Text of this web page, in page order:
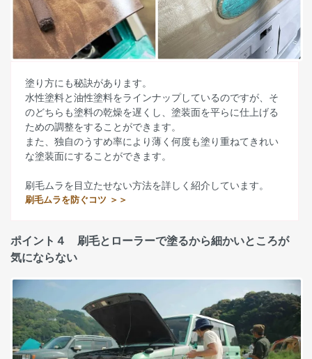
塗り方にも秘訣があります。
水性塗料と油性塗料をラインナップしているのですが、そ
のどちらも塗料の乾燥を遅くし、塗装面を平らに仕上げる
ための調整をすることができます。
また、独自のうすめ率により薄く何度も塗り重ねてきれい
な塗装面にすることができます。
刷毛ムラを目立たせない方法を詳しく紹介しています。
刷毛ムラを防ぐコツ ＞＞
ポイント４ 刷毛とローラーで塗るから細かいところが
気にならない